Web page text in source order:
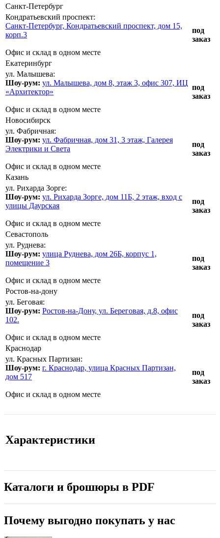
Санкт-Петербург
Кондратьевский проспект:
Санкт-Петербург, Кондратьевский проспект, дом 15,
корп.3
Офис и склад в одном месте
под
заказ
Екатеринбург
ул. Малышева:
Шоу-рум: ул. Малышева, дом 8, этаж 3, офис 307, ИЦ
«Архитектор»
Офис и склад в одном месте
под
заказ
Новосибирск
ул. Фабричная:
Шоу-рум: ул. Фабричная, дом 31, 3 этаж, Галерея
Электрики и Света
Офис и склад в одном месте
под
заказ
Казань
ул. Рихарда Зорге:
Шоу-рум: ул. Рихарда Зорге, дом 11Б, 2 этаж, вход с
улицы Даурская
Офис и склад в одном месте
под
заказ
Севастополь
ул. Руднева:
Шоу-рум: улица Руднева, дом 26Б, корпус 1,
помещение 3
Офис и склад в одном месте
под
заказ
Ростов-на-дону
ул. Беговая:
Шоу-рум: Ростов-на-Дону, ул. Береговая, д.8, офис
102.
Офис и склад в одном месте
под
заказ
Краснодар
ул. Красных Партизан:
Шоу-рум: г. Краснодар, улица Красных Партизан,
дом 517
Офис и склад в одном месте
под
заказ
Характеристики
Каталоги и брошюры в PDF
Почему выгодно покупать у нас